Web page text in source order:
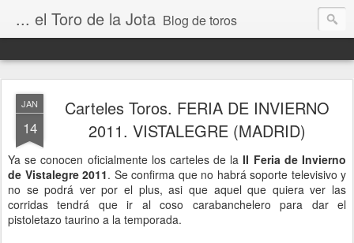
... el Toro de la Jota Blog de toros
JAN
14
Carteles Toros. FERIA DE INVIERNO
2011. VISTALEGRE (MADRID)
Ya se conocen oficialmente los carteles de laII Feria de Invierno
de Vistalegre 2011. Se confirma que no habrá soporte televisivo y
no se podrá ver por el plus, asi que aquel que quiera ver las
corridas tendrá que ir al coso carabanchelero para dar el
pistoletazo taurino a la temporada.